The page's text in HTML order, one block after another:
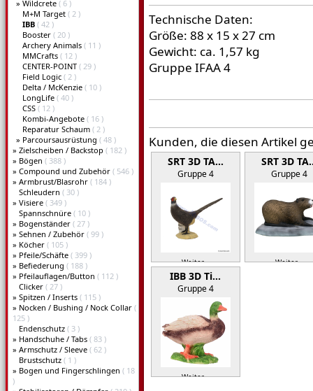
» Wildcrete ( 6 )
M+M Target ( 2 )
IBB ( 42 )
Booster ( 20 )
Archery Animals ( 11 )
MMCrafts ( 12 )
CENTER-POINT ( 29 )
Field Logic ( 2 )
Delta / McKenzie ( 10 )
LongLife ( 40 )
CSS ( 12 )
Kombi-Angebote ( 16 )
Reparatur Schaum ( 2 )
» Parcoursausrüstung ( 48 )
» Zielscheiben / Backstop ( 182 )
» Bögen ( 388 )
» Compound und Zubehör ( 546 )
» Armbrust/Blasrohr ( 184 )
Schleudern ( 30 )
» Visiere ( 349 )
Spannschnüre ( 10 )
» Bogenständer ( 27 )
» Sehnen / Zubehör ( 99 )
» Köcher ( 105 )
» Pfeile/Schäfte ( 399 )
» Befiederung ( 188 )
» Pfeilauflagen/Button ( 112 )
Clicker ( 27 )
» Spitzen / Inserts ( 115 )
» Nocken / Bushing / Nock Collar (
125 )
Endenschutz ( 3 )
» Handschuhe / Tabs ( 83 )
» Armschutz / Sleeve ( 62 )
Brustschutz ( 1 )
» Bogen und Fingerschlingen ( 18
)
Technische Daten:
Größe: 88 x 15 x 27 cm
Gewicht: ca. 1,57 kg
Gruppe IFAA 4
Kunden, die diesen Artikel
SRT 3D TA…
Gruppe 4
Weiter »
SRT 3D
Gruppe 4
Weiter »
IBB 3D Ti…
Gruppe 4
Weiter »